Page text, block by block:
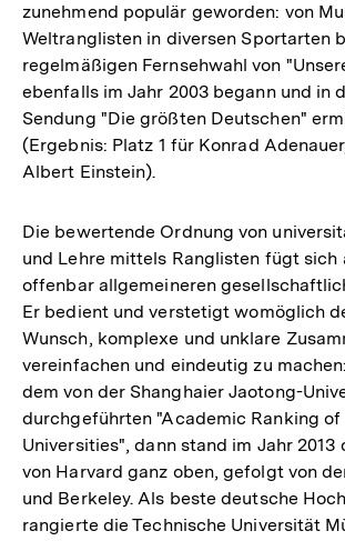
zunehmend populär geworden: von
Weltranglisten in diversen Sportarten
regelmäßigen Fernsehwahl von
ebenfalls im Jahr 2003 begann und in
Sendung "Die größten Deutschen"
(Ergebnis: Platz 1 für Konrad
Albert Einstein).
Die bewertende Ordnung von
und Lehre mittels Ranglisten fügt sich
offenbar allgemeineren
Er bedient und verstetigt womöglich
Wunsch, komplexe und unklare
vereinfachen und eindeutig zu
dem von der Shanghaier Jaotong-
durchgeführten "Academic Ranking of
Universities", dann stand im Jahr 2013
von Harvard ganz oben, gefolgt von
und Berkeley. Als beste deutsche
rangierte die Technische Universität